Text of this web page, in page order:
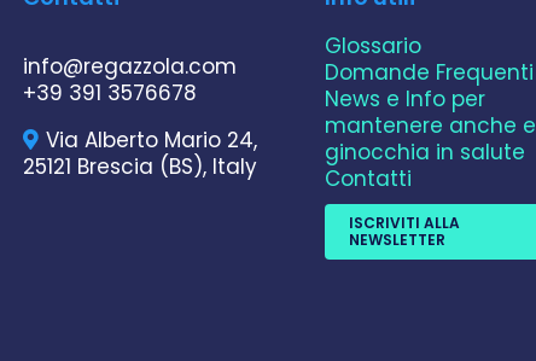
info@regazzola.com
+39 391 3576678
Via Alberto Mario 24,
25121 Brescia (BS), Italy
Glossario
Domande Frequenti
News e Info per
mantenere anche e
ginocchia in salute
Contatti
ISCRIVITI ALLA
NEWSLETTER